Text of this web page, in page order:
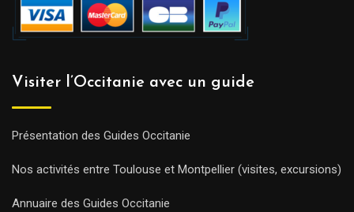
Visiter l’Occitanie avec un guide
Présentation des Guides Occitanie
Nos activités entre Toulouse et Montpellier (visites, excursions)
Annuaire des Guides Occitanie